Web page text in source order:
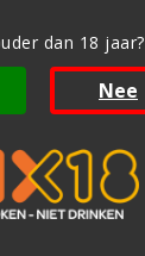
dan 18 jaar?
Nee